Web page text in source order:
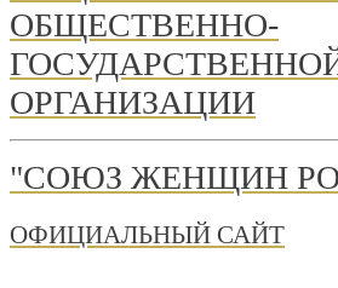
ОБЩЕСТВЕННО-
ОРГАНИЗАЦИИ
"СОЮЗ ЖЕНЩИН
ОФИЦИАЛЬНЫЙ САЙТ